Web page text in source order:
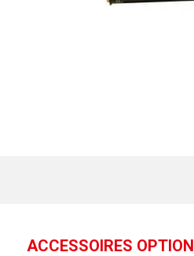
ACCESSOIRES